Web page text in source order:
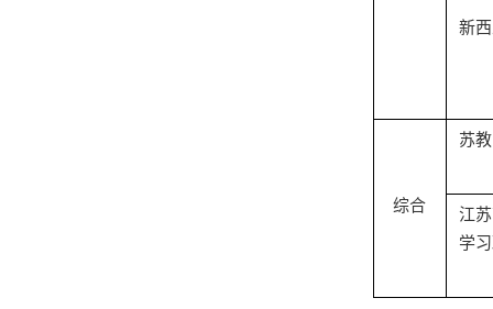
新
综合
苏
江
学